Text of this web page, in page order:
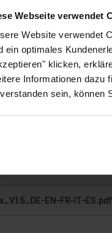
Webseite verwendet
Website verwendet
ein optimales
klicken,
Informationen dazu
sein, können
werden (Art.Nr.
EN-FR-IT-ES.pdf